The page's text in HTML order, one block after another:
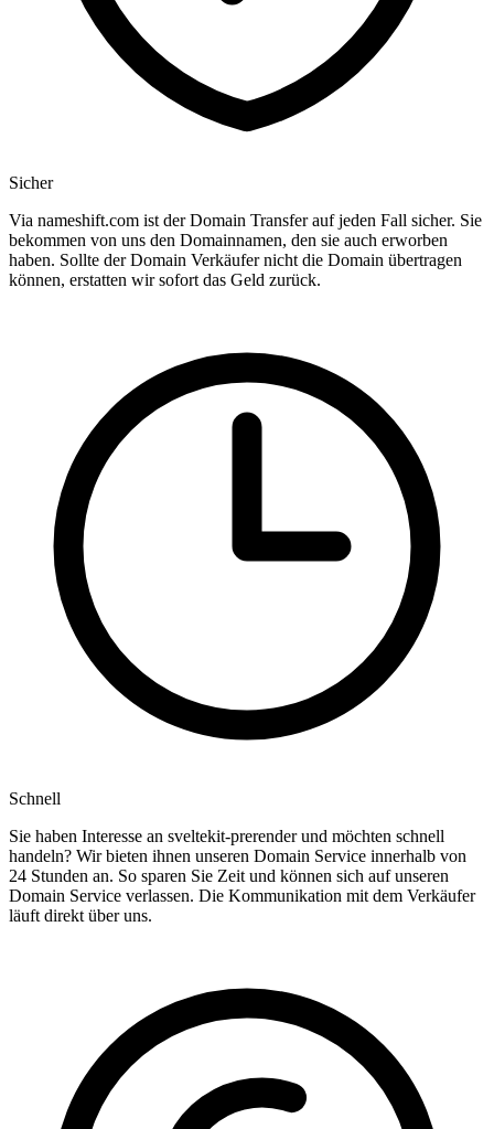
Sicher
Via nameshift.com ist der Domain Transfer auf jeden Fall sicher. Sie
bekommen von uns den Domainnamen, den sie auch erworben
haben. Sollte der Domain Verkäufer nicht die Domain übertragen
können, erstatten wir sofort das Geld zurück.
Schnell
Sie haben Interesse an sveltekit-prerender und möchten schnell
handeln? Wir bieten ihnen unseren Domain Service innerhalb von
24 Stunden an. So sparen Sie Zeit und können sich auf unseren
Domain Service verlassen. Die Kommunikation mit dem Verkäufer
läuft direkt über uns.